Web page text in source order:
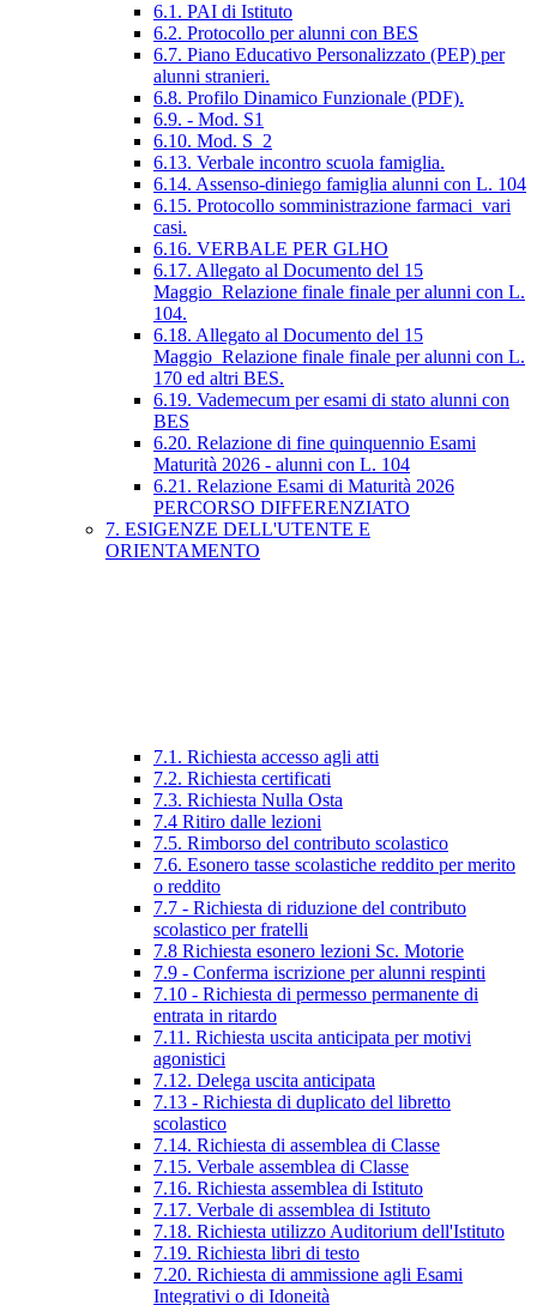
6.1. PAI di Istituto
6.2. Protocollo per alunni con BES
6.7. Piano Educativo Personalizzato (PEP) per
alunni stranieri.
6.8. Profilo Dinamico Funzionale (PDF).
6.9. - Mod. S1
6.10. Mod. S_2
6.13. Verbale incontro scuola famiglia.
6.14. Assenso-diniego famiglia alunni con L. 104
6.15. Protocollo somministrazione farmaci_vari
casi.
6.16. VERBALE PER GLHO
6.17. Allegato al Documento del 15
Maggio_Relazione finale finale per alunni con L.
104.
6.18. Allegato al Documento del 15
Maggio_Relazione finale finale per alunni con L.
170 ed altri BES.
6.19. Vademecum per esami di stato alunni con
BES
6.20. Relazione di fine quinquennio Esami
Maturità 2026 - alunni con L. 104
6.21. Relazione Esami di Maturità 2026
PERCORSO DIFFERENZIATO
7. ESIGENZE DELL'UTENTE E
ORIENTAMENTO
7.1. Richiesta accesso agli atti
7.2. Richiesta certificati
7.3. Richiesta Nulla Osta
7.4 Ritiro dalle lezioni
7.5. Rimborso del contributo scolastico
7.6. Esonero tasse scolastiche reddito per merito
o reddito
7.7 - Richiesta di riduzione del contributo
scolastico per fratelli
7.8 Richiesta esonero lezioni Sc. Motorie
7.9 - Conferma iscrizione per alunni respinti
7.10 - Richiesta di permesso permanente di
entrata in ritardo
7.11. Richiesta uscita anticipata per motivi
agonistici
7.12. Delega uscita anticipata
7.13 - Richiesta di duplicato del libretto
scolastico
7.14. Richiesta di assemblea di Classe
7.15. Verbale assemblea di Classe
7.16. Richiesta assemblea di Istituto
7.17. Verbale di assemblea di Istituto
7.18. Richiesta utilizzo Auditorium dell'Istituto
7.19. Richiesta libri di testo
7.20. Richiesta di ammissione agli Esami
Integrativi o di Idoneità